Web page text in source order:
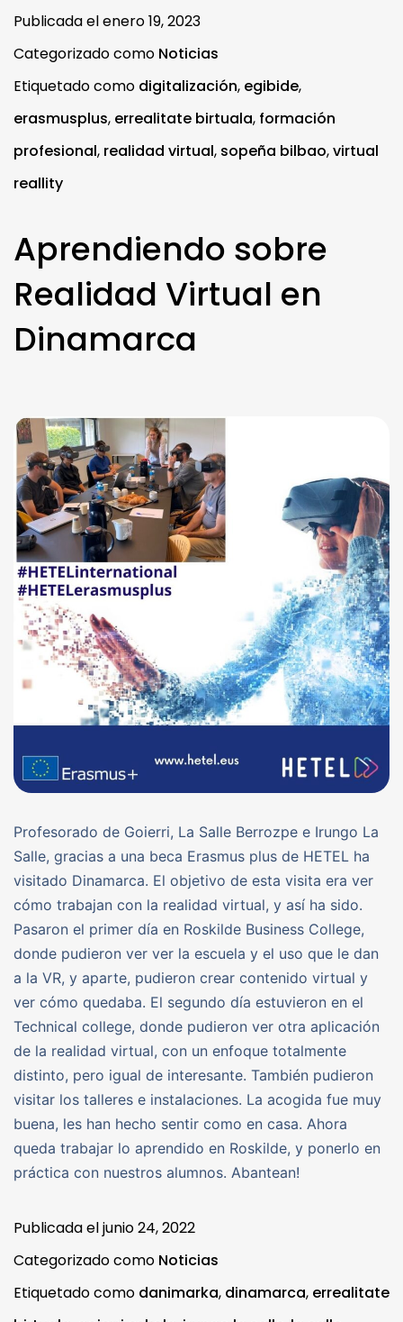
Publicada elenero 19, 2023
Categorizado como Noticias
Etiquetado como digitalización, egibide,
erasmusplus, errealitate birtuala, formación
profesional, realidad virtual, sopeña bilbao,virtual
reallity
Aprendiendo sobre
Realidad Virtual en
Dinamarca
Profesorado de Goierri, La Salle Berrozpe e Irungo La
Salle, gracias a una beca Erasmus plus de HETEL ha
visitado Dinamarca. El objetivo de esta visita era ver
cómo trabajan con la realidad virtual, y así ha sido.
Pasaron el primer día en Roskilde Business College,
donde pudieron ver ver la escuela y el uso que le dan
a la VR, y aparte, pudieron crear contenido virtual y
ver cómo quedaba. El segundo día estuvieron en el
Technical college, donde pudieron ver otra aplicación
de la realidad virtual, con un enfoque totalmente
distinto, pero igual de interesante. También pudieron
visitar los talleres e instalaciones. La acogida fue muy
buena, les han hecho sentir como en casa. Ahora
queda trabajar lo aprendido en Roskilde, y ponerlo en
práctica con nuestros alumnos. Abantean!
Publicada eljunio 24, 2022
Categorizado como Noticias
Etiquetado como danimarka, dinamarca, errealitate